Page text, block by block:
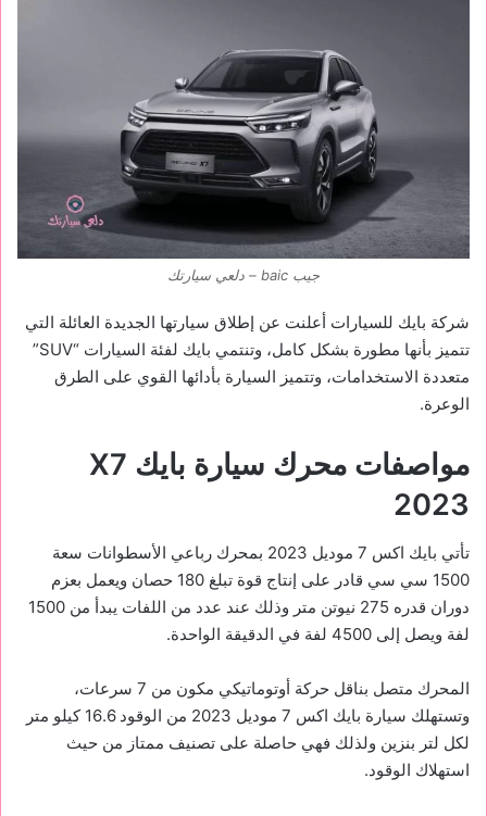
جيب baic – دلعي سيارتك
شركة بايك للسيارات أعلنت عن إطلاق سيارتها الجديدة العائلة التي
تتميز بأنها مطورة بشكل كامل، وتنتمي بايك لفئة السيارات “SUV”
متعددة الاستخدامات، وتتميز السيارة بأدائها القوي على الطرق
الوعرة.
مواصفات محرك سيارة بايك X7
2023
تأتي بايك اكس 7 موديل 2023 بمحرك رباعي الأسطوانات سعة
1500 سي سي قادر على إنتاج قوة تبلغ 180 حصان ويعمل بعزم
دوران قدره 275 نيوتن متر وذلك عند عدد من اللفات يبدأ من 1500
لفة ويصل إلى 4500 لفة في الدقيقة الواحدة.
المحرك متصل بناقل حركة أوتوماتيكي مكون من 7 سرعات،
وتستهلك سيارة بايك اكس 7 موديل 2023 من الوقود 16.6 كيلو متر
لكل لتر بنزين ولذلك فهي حاصلة على تصنيف ممتاز من حيث
استهلاك الوقود.